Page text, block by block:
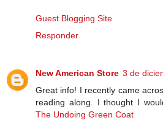
Guest Blogging Site
Responder
New American Store 3 de
Great info! I recently came
reading along. I thought I
The Undoing Green Coat